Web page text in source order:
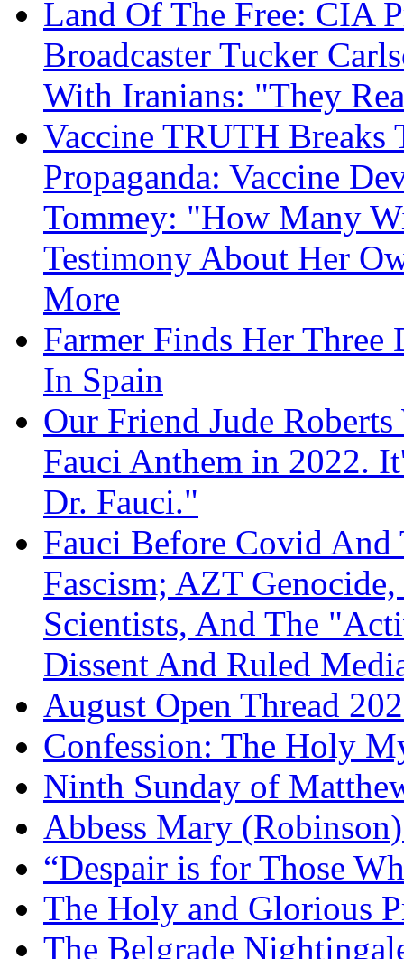
Land Of The Free: CIA
Broadcaster Tucker
With Iranians: "They
Vaccine TRUTH
Propaganda: Vaccine
Tommey: "How Many
Testimony About Her
More
Farmer Finds Her
In Spain
Our Friend Jude
Fauci Anthem in 2022.
Dr. Fauci."
Fauci Before Covid
Fascism; AZT
Scientists, And The
Dissent And Ruled
August Open Thread
Confession: The Holy
Ninth Sunday of
Abbess Mary
“Despair is for Those
The Holy and Glorious
The Belgrade